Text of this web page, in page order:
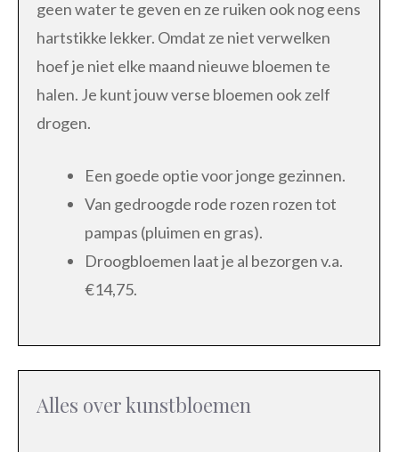
geen water te geven en ze ruiken ook nog eens
hartstikke lekker. Omdat ze niet verwelken
hoef je niet elke maand nieuwe bloemen te
halen. Je kunt jouw verse bloemen ook zelf
drogen.
Een goede optie voor jonge gezinnen.
Van gedroogde rode rozen rozen tot
pampas (pluimen en gras).
Droogbloemen laat je al bezorgen v.a.
€14,75.
Alles over kunstbloemen